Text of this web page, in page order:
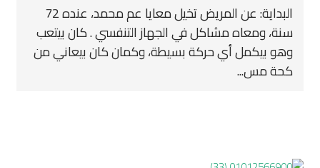
البداية: عن المريض تخيل معايا عم محمد، عنده 72
سنة، ومعاه مشاكل في الجهاز التنفسي . كان بيتعب
وهو بيكمل أي حركة بسيطة، وكمان كان بيعاني من
كحة مس...